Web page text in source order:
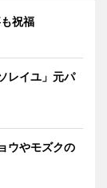
祝福
レイユ」元パ
ウやモズクの